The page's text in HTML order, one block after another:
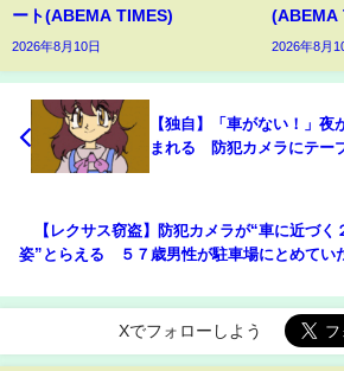
ート(ABEMA TIMES)
2026年8月10日
(ABEMA
2026年8月
【独自】「車がない！」
まれる 防犯カメラにテー
【レクサス窃盗】防犯カメラが“車に近づく
姿”とらえる ５７歳男性が駐車場にとめてい
滋賀・日野町（2024年12月
Xでフォローしよう